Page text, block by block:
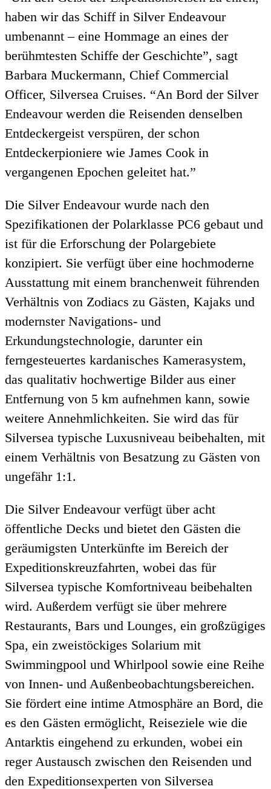
haben wir das Schiff in Silver Endeavour
umbenannt – eine Hommage an eines der
berühmtesten Schiffe der Geschichte”, sagt
Barbara Muckermann, Chief Commercial
Officer, Silversea Cruises. “An Bord der Silver
Endeavour werden die Reisenden denselben
Entdeckergeist verspüren, der schon
Entdeckerpioniere wie James Cook in
vergangenen Epochen geleitet hat.”
Die Silver Endeavour wurde nach den
Spezifikationen der Polarklasse PC6 gebaut und
ist für die Erforschung der Polargebiete
konzipiert. Sie verfügt über eine hochmoderne
Ausstattung mit einem branchenweit führenden
Verhältnis von Zodiacs zu Gästen, Kajaks und
modernster Navigations- und
Erkundungstechnologie, darunter ein
ferngesteuertes kardanisches Kamerasystem,
das qualitativ hochwertige Bilder aus einer
Entfernung von 5 km aufnehmen kann, sowie
weitere Annehmlichkeiten. Sie wird das für
Silversea typische Luxusniveau beibehalten, mit
einem Verhältnis von Besatzung zu Gästen von
ungefähr 1:1.
Die Silver Endeavour verfügt über acht
öffentliche Decks und bietet den Gästen die
geräumigsten Unterkünfte im Bereich der
Expeditionskreuzfahrten, wobei das für
Silversea typische Komfortniveau beibehalten
wird. Außerdem verfügt sie über mehrere
Restaurants, Bars und Lounges, ein großzügiges
Spa, ein zweistöckiges Solarium mit
Swimmingpool und Whirlpool sowie eine Reihe
von Innen- und Außenbeobachtungsbereichen.
Sie fördert eine intime Atmosphäre an Bord, die
es den Gästen ermöglicht, Reiseziele wie die
Antarktis eingehend zu erkunden, wobei ein
reger Austausch zwischen den Reisenden und
den Expeditionsexperten von Silversea